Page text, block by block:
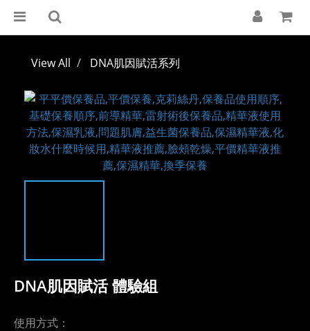
View All DNA肌因賦活系列
DNA肌因賦活 體驗組
使用方式：